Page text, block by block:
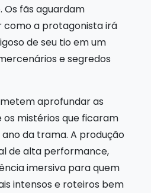
Os fãs aguardam
como a protagonista irá
de seu tio em um
e segredos
aprofundar as
mistérios que ficaram
da trama. A produção
de alta performance,
imersiva para quem
intensos e roteiros bem